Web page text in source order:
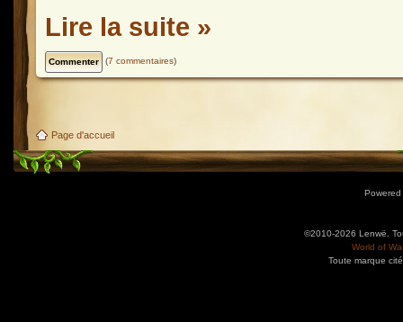
Lire la suite »
(7 commentaires)
Page d'accueil
©2010-2026 Lenwë.
World of
Toute marque